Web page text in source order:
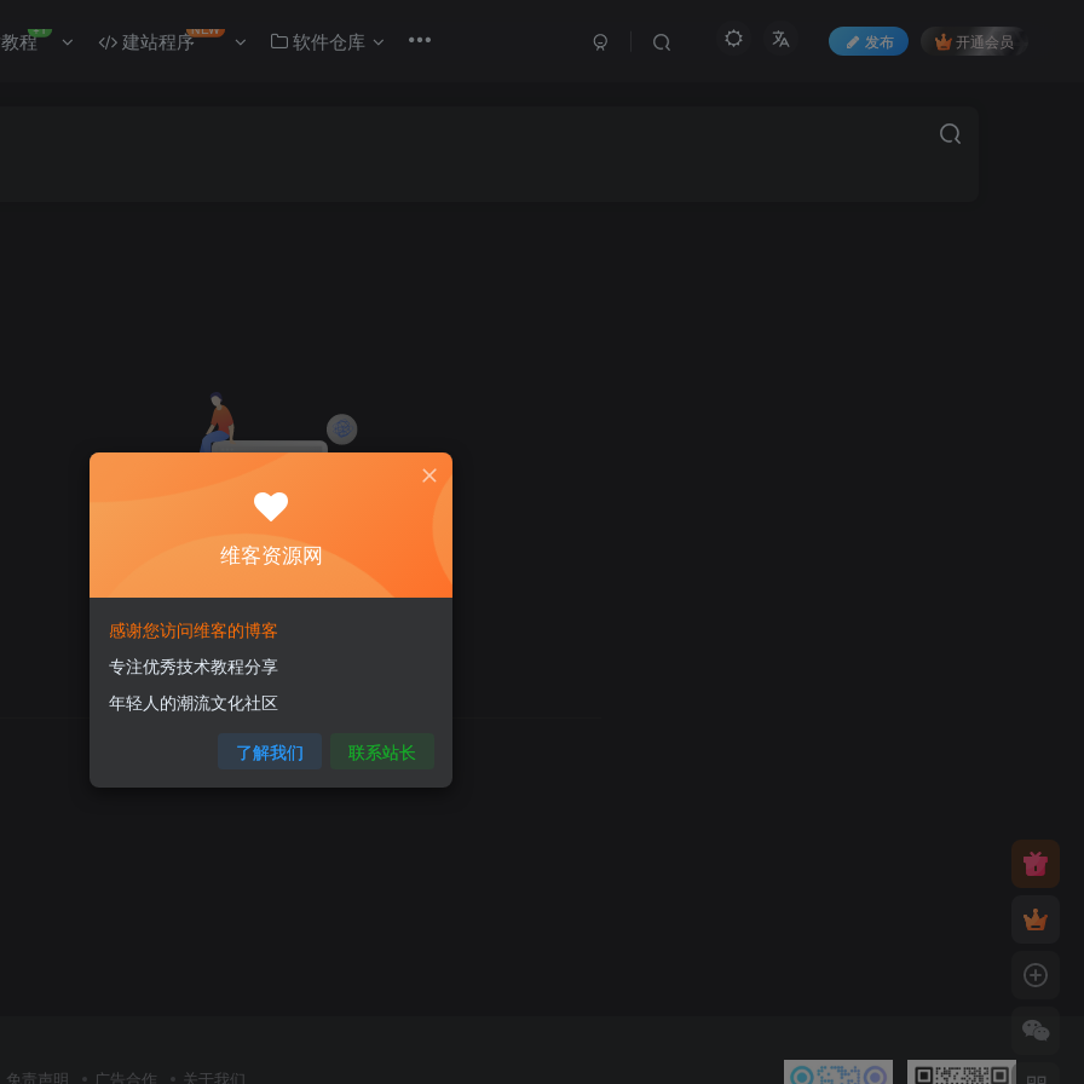
程+1 建站程序NEW 软件仓库 发布 开通会员
暂无内容
免责声明 广告合作 关于我们
维客资源网
感谢您访问维客的博客
专注优秀技术教程分享
年轻人的潮流文化社区
了解我们 联系站长